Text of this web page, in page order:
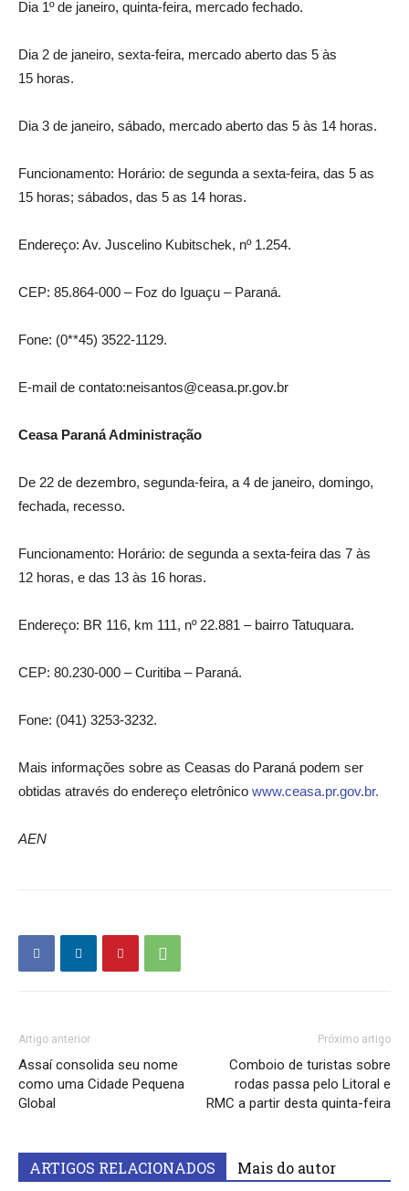
Dia 1º de janeiro, quinta-feira, mercado fechado.
Dia 2 de janeiro, sexta-feira, mercado aberto das 5 às
15 horas.
Dia 3 de janeiro, sábado, mercado aberto das 5 às 14 horas.
Funcionamento: Horário: de segunda a sexta-feira, das 5 as
15 horas; sábados, das 5 as 14 horas.
Endereço: Av. Juscelino Kubitschek, nº 1.254.
CEP: 85.864-000 – Foz do Iguaçu – Paraná.
Fone: (0**45) 3522-1129.
E-mail de contato:neisantos@ceasa.pr.gov.br
Ceasa Paraná Administração
De 22 de dezembro, segunda-feira, a 4 de janeiro, domingo,
fechada, recesso.
Funcionamento: Horário: de segunda a sexta-feira das 7 às
12 horas, e das 13 às 16 horas.
Endereço: BR 116, km 111, nº 22.881 – bairro Tatuquara.
CEP: 80.230-000 – Curitiba – Paraná.
Fone: (041) 3253-3232.
Mais informações sobre as Ceasas do Paraná podem ser
obtidas através do endereço eletrônico www.ceasa.pr.gov.br.
AEN
Artigo anterior
Assaí consolida seu nome
como uma Cidade Pequena
Global
Próximo artigo
Comboio de turistas sobre
rodas passa pelo Litoral e
RMC a partir desta quinta-feira
ARTIGOS RELACIONADOS Mais do autor